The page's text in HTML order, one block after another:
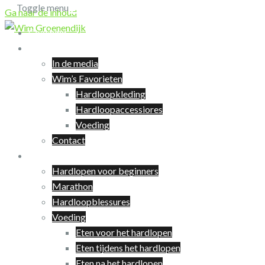
Ga naar de inhoud
Toggle menu
Coaching
In de media
Wim’s Favorieten
Hardloopkleding
Hardloopaccessiores
Voeding
Contact
Hardlopen voor beginners
Marathon
Hardloopblessures
Voeding
Eten voor het hardlopen
Eten tijdens het hardlopen